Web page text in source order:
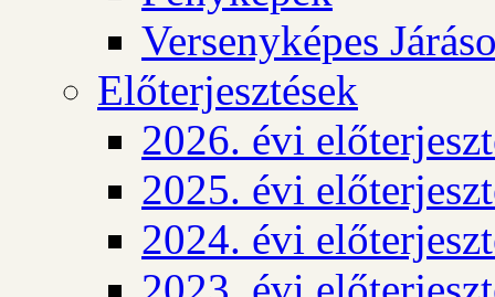
Versenyképes
Előterjesztések
2026. évi
2025. évi
2024. évi